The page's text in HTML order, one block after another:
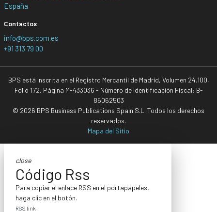
España
Contactos
info@bps.com.es
+91 313 79 00
BPS está inscrita en el Registro Mercantil de Madrid, Volumen 24.100,
Folio 172, Página M-433036 - Número de Identificación Fiscal: B-
85062503
© 2026 BPS Business Publications Spain S.L. Todos los derechos
reservados.
Mapa del Sitio
close
Código Rss
Para copiar el enlace RSS en el portapapeles,
haga clic en el botón.
RSS link